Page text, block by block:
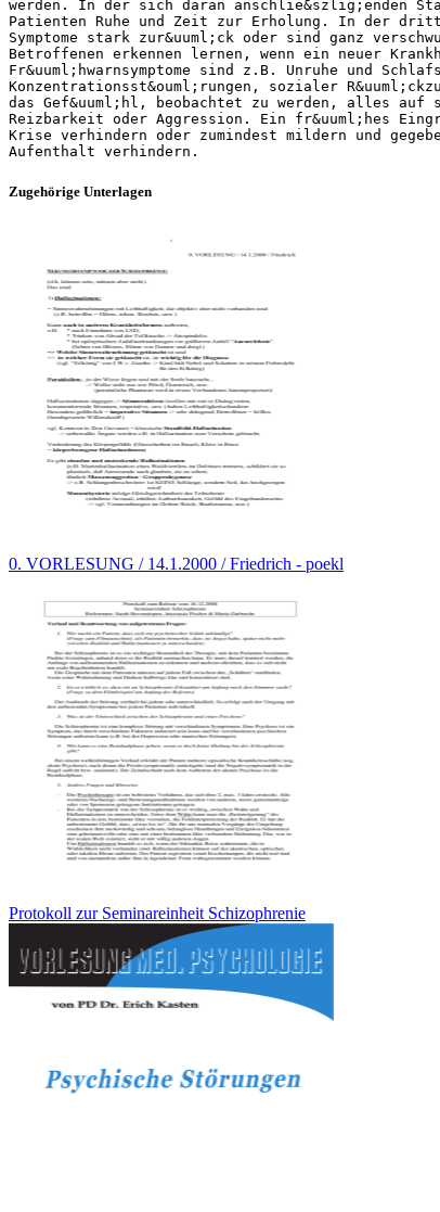
werden. In der sich daran anschlie&szlig;enden
Patienten Ruhe und Zeit zur Erholung. In der
Symptome stark zur&uuml;ck oder sind ganz
Betroffenen erkennen lernen, wenn ein neuer
Fr&uuml;hwarnsymptome sind z.B. Unruhe und
Konzentrationsst&ouml;rungen, sozialer
das Gef&uuml;hl, beobachtet zu werden, alles auf
Reizbarkeit oder Aggression. Ein fr&uuml;hes
Krise verhindern oder zumindest mildern und
Zugehörige Unterlagen
0. VORLESUNG / 14.1.2000 / Friedrich - poekl
Protokoll zur Seminareinheit Schizophrenie